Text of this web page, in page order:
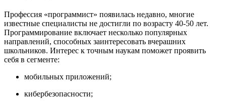
Профессия «программист» появилась недавно, многие
известные специалисты не достигли по возрасту 40-50 лет.
Программирование включает несколько популярных
направлений, способных заинтересовать вчерашних
школьников. Интерес к точным наукам поможет проявить
себя в сегменте:
мобильных приложений;
кибербезопасности;